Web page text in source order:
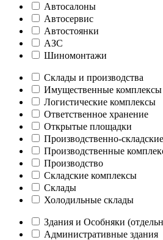
Автосалоны
Автосервис
Автостоянки
АЗС
Шиномонтажи
Склады и производства
Имущественные комплексы
Логистические комплексы
Ответственное хранение
Открытые площадки
Производственно-
Производственные
Производство
Складские комплексы
Склады
Холодильные склады
Здания и Особняки
Административные здания